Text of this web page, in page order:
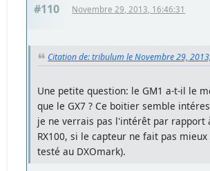
#110 Novembre 29, 2013, 16:46:31
Citation de: tribulum le Novembre 29,
Une petite question: le GM1 a-t-il le
que le GX7 ? Ce boitier semble
je ne verrais pas l'intérêt par rapport
RX100, si le capteur ne fait pas mieux
testé au DXOmark).